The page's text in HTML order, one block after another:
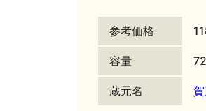
参考価格
容量
蔵元名